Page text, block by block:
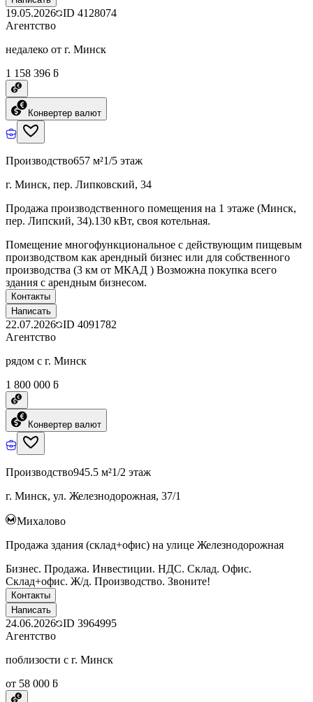
19.05.2026 ID 4128074
Агентство
недалеко от г. Минск
1 158 396 ƃ
Конвертер валют
Производство657 м²1/5 этаж
г. Минск, пер. Липковский, 34
Продажа производственного помещения на 1 этаже (Минск,
пер. Липский, 34).130 кВт, своя котельная.
Помещение многофункциональное с действующим пищевым
производством как арендный бизнес или для собственного
производства (3 км от МКАД ) Возможна покупка всего
здания с арендным бизнесом.
Контакты
Написать
22.07.2026 ID 4091782
Агентство
рядом с г. Минск
1 800 000 ƃ
Конвертер валют
Производство945.5 м²1/2 этаж
г. Минск, ул. Железнодорожная, 37/1
Михалово
Продажа здания (склад+офис) на улице Железнодорожная
Бизнес. Продажа. Инвестиции. НДС. Склад. Офис.
Склад+офис. Ж/д. Производство. Звоните!
Контакты
Написать
24.06.2026 ID 3964995
Агентство
поблизости с г. Минск
от 58 000 ƃ